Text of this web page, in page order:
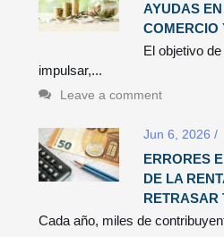
AYUDAS
COMERCIO
El objetivo
impulsar,...
Leave a comment
Jun 6, 2026 /
ERRORES
DE LA
RETRASAR
Cada año, miles de